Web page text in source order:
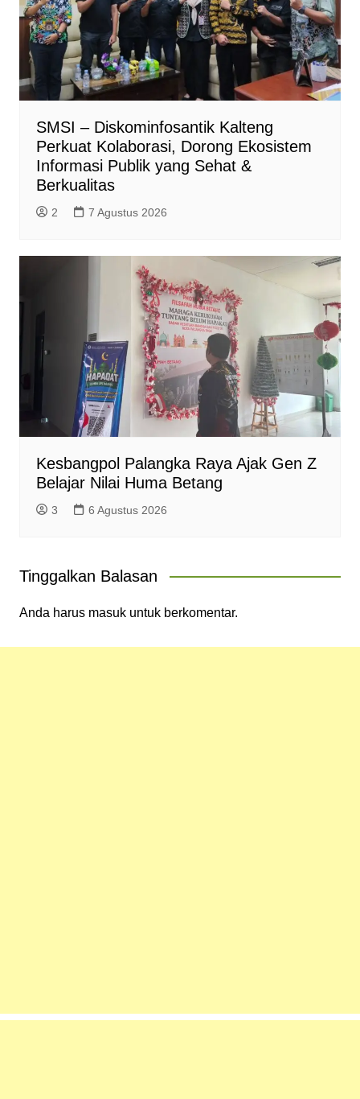
SMSI – Diskominfosantik Kalteng
Perkuat Kolaborasi, Dorong Ekosistem
Informasi Publik yang Sehat &
Berkualitas
2 7 Agustus 2026
Kesbangpol Palangka Raya Ajak Gen Z
Belajar Nilai Huma Betang
3 6 Agustus 2026
Tinggalkan Balasan
Anda harus masukuntuk berkomentar.